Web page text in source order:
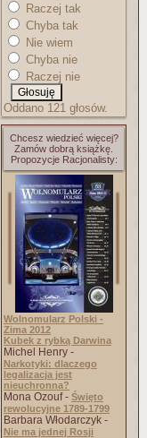
Raczej tak
Chyba tak
Nie wiem
Chyba nie
Raczej nie
Oddano 121 głosów.
Chcesz wiedzieć więcej?
Zamów dobrą książkę.
Propozycje Racjonalisty:
Wolnomularz Polski -
Zima 2012
Kubek z rybką Darwina
Michel Henry -
Narkotyki: dlaczego
legalizacja jest
nieuchronna?
Mona Ozouf - Święto
rewolucyjne 1789-1799
Barbara Włodarczyk -
Nie ma jednej Rosji